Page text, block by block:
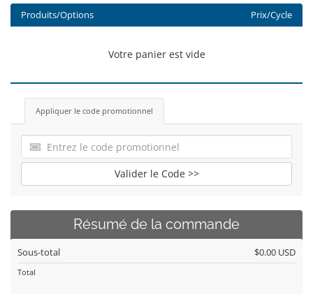
Produits/Options Prix/Cycle
Votre panier est vide
Appliquer le code promotionnel
Valider le Code >>
Résumé de la commande
Sous-total $0.00 USD
Total